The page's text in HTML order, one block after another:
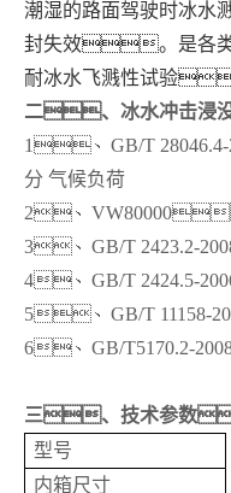
潮湿的路面驾驶时冰水
封失效。是各
耐冰水飞溅性试验
二、 冰水冲击浸
1、 GB/T
分 气候负荷
2、
3、 GB/T 2423.2-
4、 GB/T 2424.5-
5、 GB/T 11158-
6、 GB/T5170.2-
三、 技术参数
型号
内箱尺寸